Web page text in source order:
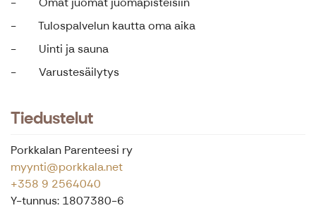
- Tulospalvelun kautta oma aika
- Uinti ja sauna
- Varustesäilytys
Tiedustelut
Porkkalan Parenteesi ry
myynti@porkkala.net
+358 9 2564040
Y-tunnus: 1807380-6